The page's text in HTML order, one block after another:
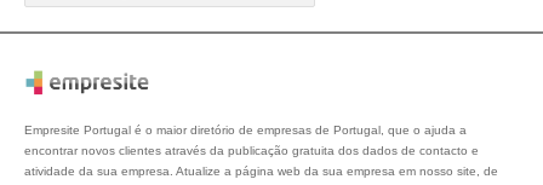
Empresite Portugal é o maior diretório de empresas de Portugal, que o ajuda a
encontrar novos clientes através da publicação gratuita dos dados de contacto e
atividade da sua empresa. Atualize a página web da sua empresa em nosso site, de